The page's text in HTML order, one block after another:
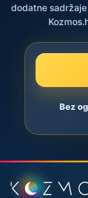
dodatne
Bez
Podnožje